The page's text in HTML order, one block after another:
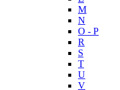
M
N
O - P
R
S
T
U
V